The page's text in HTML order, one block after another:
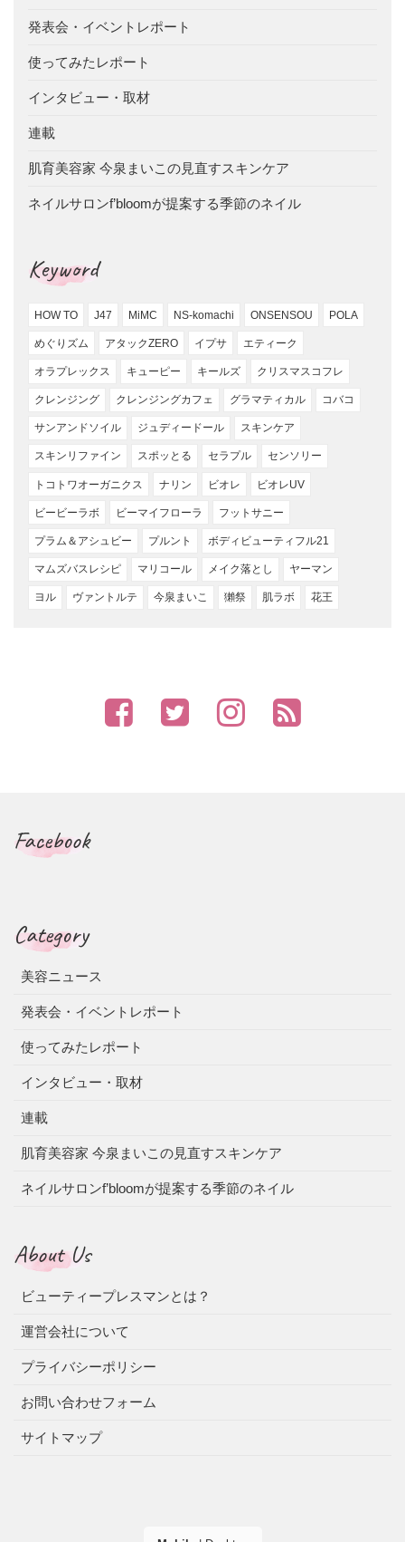
発表会・イベントレポート
使ってみたレポート
インタビュー・取材
連載
肌育美容家 今泉まいこの見直すスキンケア
ネイルサロンf’bloomが提案する季節のネイル
Keyword
HOW TO J47 MiMC NS-komachi ONSENSOU POLA
めぐりズム アタックZERO イプサ エティーク
オラプレックス キューピー キールズ クリスマスコフレ
クレンジング クレンジングカフェ グラマティカル コバコ
サンアンドソイル ジュディードール スキンケア
スキンリファイン スポッとる セラプル センソリー
トコトワオーガニクス ナリン ビオレ ビオレUV
ビービーラボ ビーマイフローラ フットサニー
プラム＆アシュビー プルント ボディビューティフル21
マムズバスレシピ マリコール メイク落とし ヤーマン
ヨル ヴァントルテ 今泉まいこ 獺祭 肌ラボ 花王
Facebook
Category
美容ニュース
発表会・イベントレポート
使ってみたレポート
インタビュー・取材
連載
肌育美容家 今泉まいこの見直すスキンケア
ネイルサロンf’bloomが提案する季節のネイル
About Us
ビューティープレスマンとは？
運営会社について
プライバシーポリシー
お問い合わせフォーム
サイトマップ